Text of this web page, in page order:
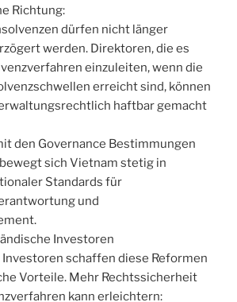
Richtung:
dürfen nicht länger
werden. Direktoren, die es
einzuleiten, wenn die
erreicht sind, können
haftbar gemacht
den Governance Bestimmungen
sich Vietnam stetig in
Standards für
und
Investoren
Investoren schaffen diese Reformen
Vorteile. Mehr Rechtssicherheit
kann erleichtern: